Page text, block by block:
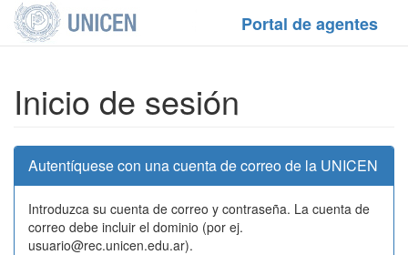
Portal de agentes
Inicio de sesión
Autentíquese con una cuenta de correo de la UNICEN
Introduzca su cuenta de correo y contraseña. La cuenta de
correo debe incluir el dominio (por ej.
usuario@rec.unicen.edu.ar).